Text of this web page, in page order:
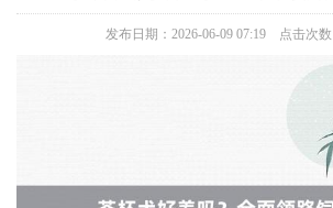
发布日期：2026-06-09 07:19 点击次数